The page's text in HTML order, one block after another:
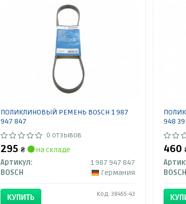
ПОЛИКЛИНОВЫЙ РЕМЕНЬ BOSCH 1 987
947 847
0 отзывов
295₴
на складе
Артикул:
1 987 947 847
BOSCH
Германия
КУПИТЬ Код: 38455-43
948
460
BOSCH